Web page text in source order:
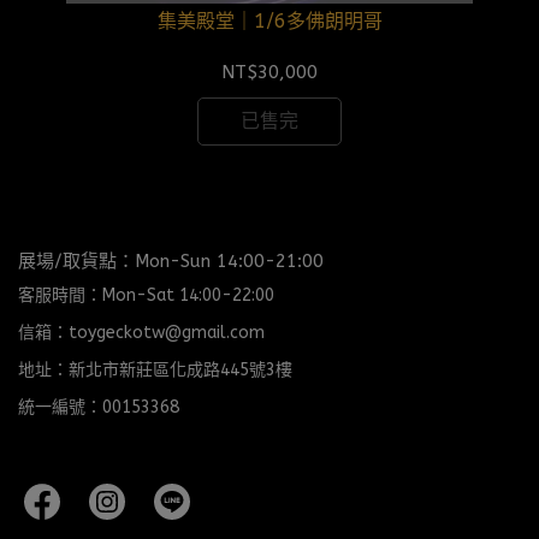
集美殿堂｜1/6多佛朗明哥
NT$30,000
已售完
展場/取貨點：Mon-Sun 14:00-21:00
客服時間：Mon-Sat 14:00-22:00
信箱：toygeckotw@gmail.com
地址：新北市新莊區化成路445號3樓
統一編號：00153368